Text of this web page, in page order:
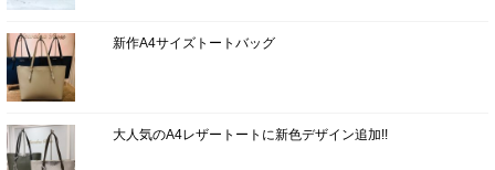
新作A4サイズトートバッグ
大人気のA4レザートートに新色デザイン追加!!